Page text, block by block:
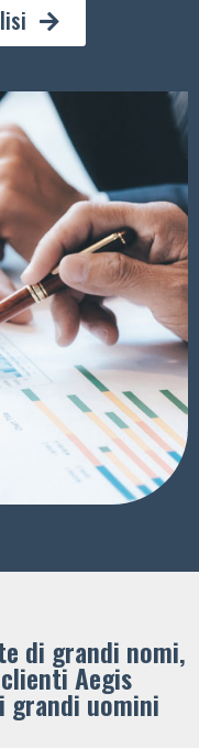
di grandi nomi,
​Aegis
uomini